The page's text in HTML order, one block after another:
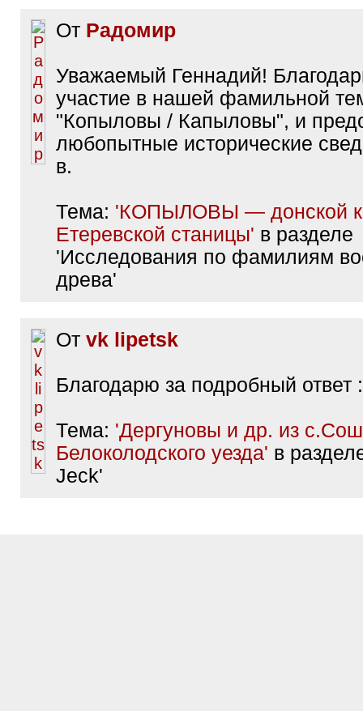
От Радомир
Уважаемый Геннадий!
участие в нашей фамильной
"Копыловы / Капыловы", и
любопытные исторические
в.
Тема: 'КОПЫЛОВЫ — донской
Етеревской станицы' в разделе
'Исследования по фамилиям
древа'
От vk lipetsk
Благодарю за подробный ответ
Тема: 'Дергуновы и др. из
Белоколодского уезда' в
Jeck'